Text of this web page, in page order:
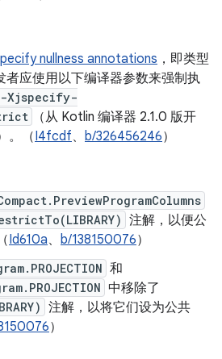
nullness annotations ，即类型
者应使用以下编译器参数来强制执
-Xjspecify-
（从 Kotlin 编译器 2.1.0 版开
。（I4fcdf、 b/326456246）
注解，以便公
Id610a、 b/138150076）
和
中移除了
注解，以将它们设为公共
）